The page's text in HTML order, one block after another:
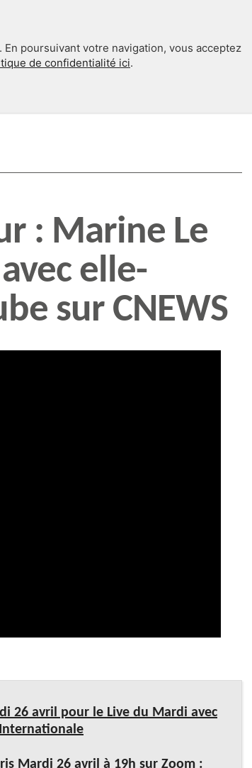
poursuivant votre navigation, vous acceptez
de confidentialité ici.
: Marine Le
elle-
sur CNEWS
26 avril pour le Live du Mardi avec
Mardi 26 avril à 19h sur Zoom :